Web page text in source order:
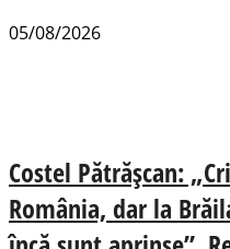
05/08/2026
Costel Pătrășcan:
România, dar la